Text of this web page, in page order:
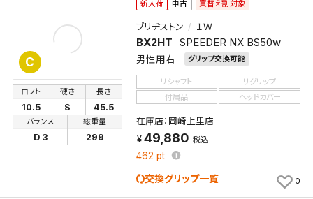
C
新入荷 中古 買替え割対象
ブリヂストン １Ｗ
BX2HT SPEEDER NX BS50w
男性用右 グリップ交換可能
ロフト
10.5
硬さ
S
長さ
45.5
バランス
D 3
総重量
299
リシャフト
リグリップ
付属品
ヘッドカバー
在庫店：岡崎上里店
49,880 税込
462 pt
交換グリップ一覧 0